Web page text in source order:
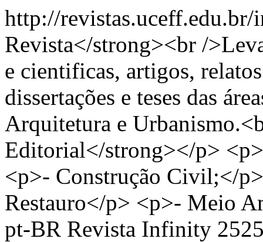
http://
Revista</strong><br /
e cientificas, artigos,
dissertações e teses das
Arquitetura e
Editorial</strong></p>
<p>- Construção Civil;</
Restauro</p> <p>- Meio
pt-BR Revista Infinity